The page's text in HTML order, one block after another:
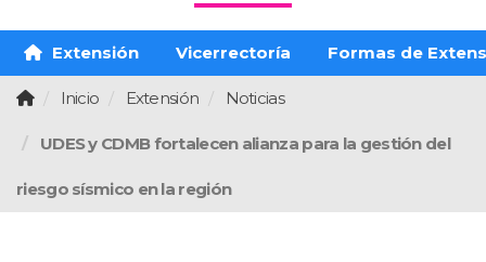
Extensión Vicerrectoría Formas de
Inicio Extensión Noticias
UDES y CDMB fortalecen alianza para la gestión del
riesgo sísmico en la región